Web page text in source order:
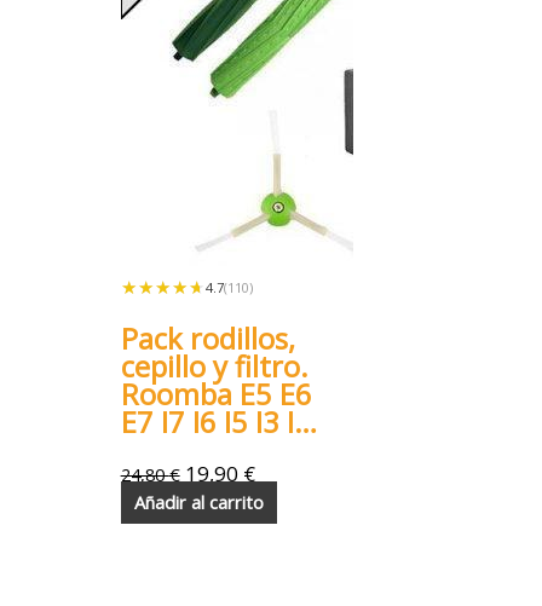
★★★★★
★★★★★ 4.7(110)
Pack rodillos,
cepillo y filtro.
Roomba E5 E6
E7 I7 I6 I5 I3 I1
24,80€ 19,90 €
Añadir al carrito